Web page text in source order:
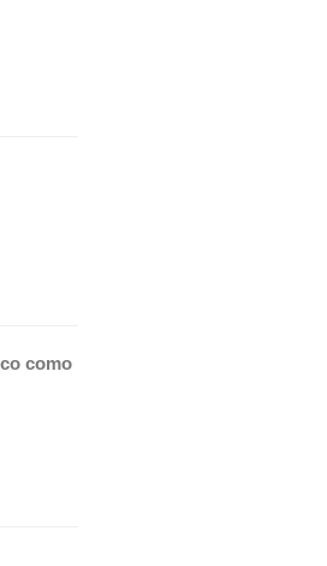
como